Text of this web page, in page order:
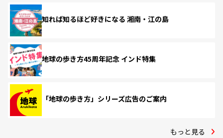
知れば知るほど好きになる 湘南・江の島
地球の歩き方45周年記念 インド特集
「地球の歩き方」シリーズ広告のご案内
もっと見る